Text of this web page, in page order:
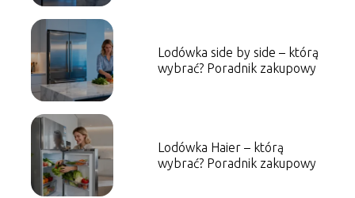
Lodówka side by side – którą
wybrać? Poradnik zakupowy
Lodówka Haier – którą
wybrać? Poradnik zakupowy